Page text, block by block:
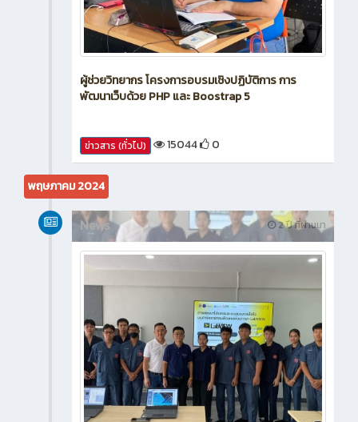
ผู้ช่วยวิทยากร โครงการอบรมเชิงปฏิบัติการ การ
พัฒนาเว็บด้วย PHP และ Boostrap 5
ข่าวสาร (ทั่วไป) 15044 0
พฤษภาคม 2024
2 ปี ที่ผ่านมา
News